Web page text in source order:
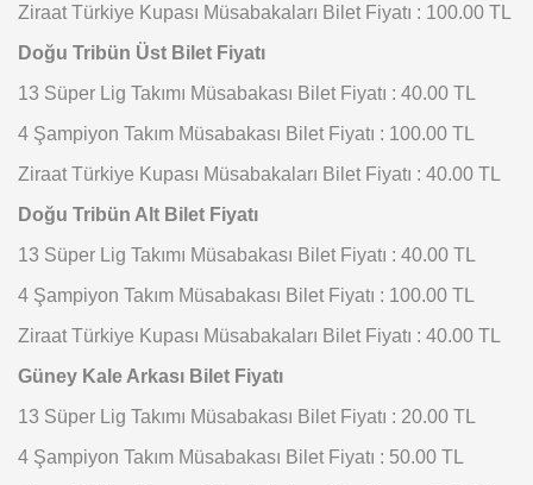
Ziraat Türkiye Kupası Müsabakaları Bilet Fiyatı : 100.00 TL
Doğu Tribün Üst Bilet Fiyatı
13 Süper Lig Takımı Müsabakası Bilet Fiyatı : 40.00 TL
4 Şampiyon Takım Müsabakası Bilet Fiyatı : 100.00 TL
Ziraat Türkiye Kupası Müsabakaları Bilet Fiyatı : 40.00 TL
Doğu Tribün Alt Bilet Fiyatı
13 Süper Lig Takımı Müsabakası Bilet Fiyatı : 40.00 TL
4 Şampiyon Takım Müsabakası Bilet Fiyatı : 100.00 TL
Ziraat Türkiye Kupası Müsabakaları Bilet Fiyatı : 40.00 TL
Güney Kale Arkası Bilet Fiyatı
13 Süper Lig Takımı Müsabakası Bilet Fiyatı : 20.00 TL
4 Şampiyon Takım Müsabakası Bilet Fiyatı : 50.00 TL